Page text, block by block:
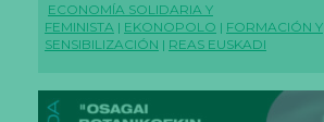
ECONOMÍA SOLIDARIA Y
FEMINISTA | EKONOPOLO | FORMACIÓN Y
SENSIBILIZACIÓN | REAS EUSKADI